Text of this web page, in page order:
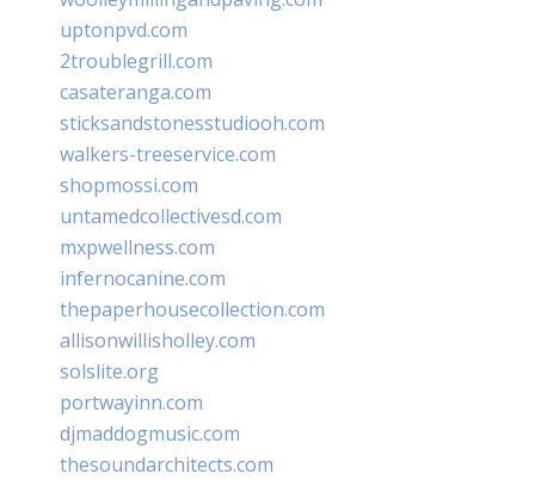
uptonpvd.com
2troublegrill.com
casateranga.com
sticksandstonesstudiooh.com
walkers-treeservice.com
shopmossi.com
untamedcollectivesd.com
mxpwellness.com
infernocanine.com
thepaperhousecollection.com
allisonwillisholley.com
solslite.org
portwayinn.com
djmaddogmusic.com
thesoundarchitects.com